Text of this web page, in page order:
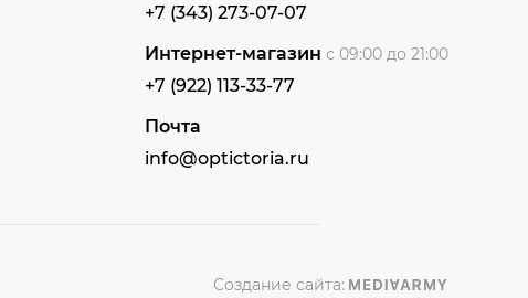
+7 (343) 273-07-07
Интернет-магазин с 09:00 до 21:00
+7 (922) 113-33-77
Почта
info@optictoria.ru
Создание сайта: